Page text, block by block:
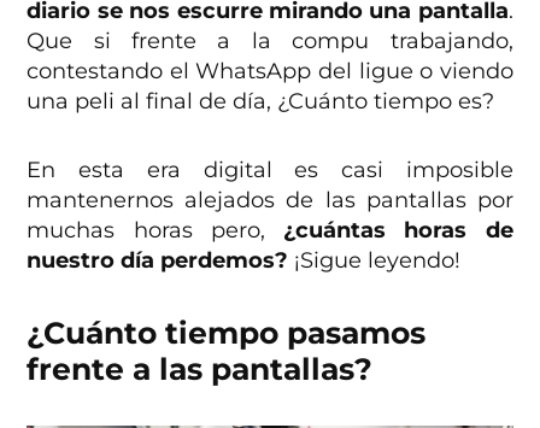
diario se nos escurre mirando una pantalla.
Que si frente a la compu trabajando,
contestando el WhatsApp del ligue o viendo
una peli al final de día, ¿Cuánto tiempo es?
En esta era digital es casi imposible
mantenernos alejados de las pantallas por
muchas horas pero, ¿cuántas horas de
nuestro día perdemos? ¡Sigue leyendo!
¿Cuánto tiempo pasamos
frente a las pantallas?